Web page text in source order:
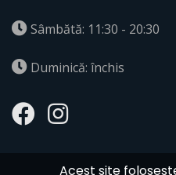
Sâmbătă: 11:30 - 20:30
Duminică: închis
Acest site